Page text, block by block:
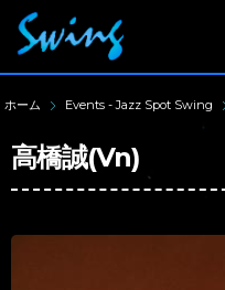
ホーム Events - Jazz Spot Swing
高橋誠(Vn)